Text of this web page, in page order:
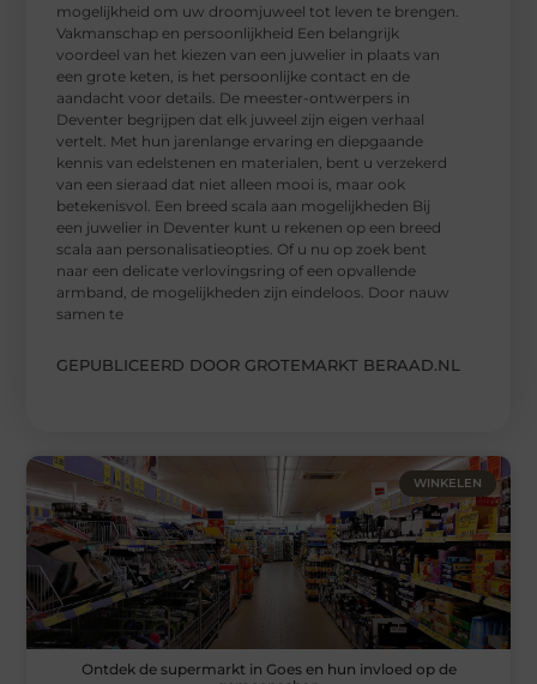
mogelijkheid om uw droomjuweel tot leven te brengen.
Vakmanschap en persoonlijkheid Een belangrijk
voordeel van het kiezen van een juwelier in plaats van
een grote keten, is het persoonlijke contact en de
aandacht voor details. De meester-ontwerpers in
Deventer begrijpen dat elk juweel zijn eigen verhaal
vertelt. Met hun jarenlange ervaring en diepgaande
kennis van edelstenen en materialen, bent u verzekerd
van een sieraad dat niet alleen mooi is, maar ook
betekenisvol. Een breed scala aan mogelijkheden Bij
een juwelier in Deventer kunt u rekenen op een breed
scala aan personalisatieopties. Of u nu op zoek bent
naar een delicate verlovingsring of een opvallende
armband, de mogelijkheden zijn eindeloos. Door nauw
samen te
GEPUBLICEERD DOOR GROTEMARKT BERAAD.NL
WINKELEN
Ontdek de supermarkt in Goes en hun invloed op de